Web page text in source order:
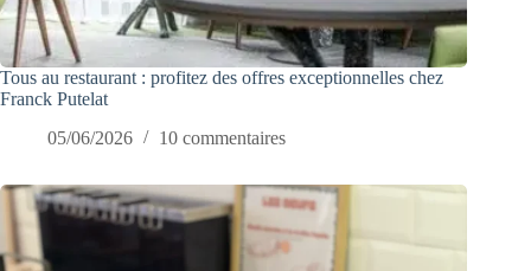
Tous au restaurant : profitez des offres exceptionnelles chez
Franck Putelat
05/06/2026
10 commentaires